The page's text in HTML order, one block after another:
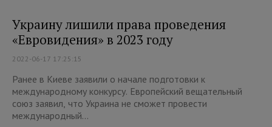
Украину лишили права проведения
«Евровидения» в 2023 году
2022-06-17 17:25:15
Ранее в Киеве заявили о начале подготовки к
международному конкурсу. Европейский вещательный
союз заявил, что Украина не сможет провести
международный...